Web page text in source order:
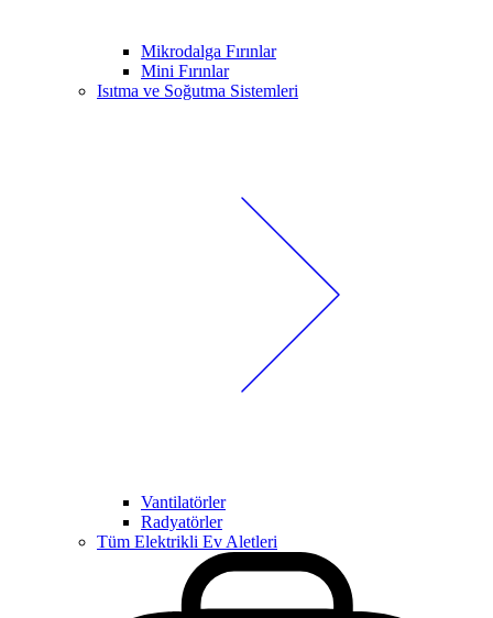
Mikrodalga Fırınlar
Mini Fırınlar
Isıtma ve Soğutma Sistemleri
Vantilatörler
Radyatörler
Tüm Elektrikli Ev Aletleri